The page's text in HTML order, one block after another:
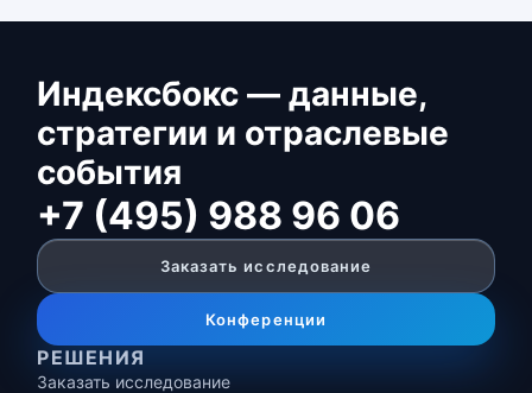
Индексбокс — данные,
стратегии и отраслевые
события
+7 (495) 988 96 06
Заказать исследование
Конференции
РЕШЕНИЯ
Заказать исследование